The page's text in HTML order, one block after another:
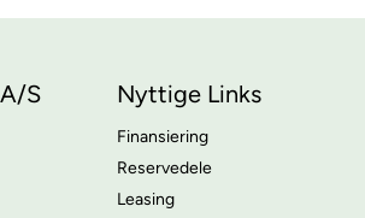
S Nyttige Links
Finansiering
Reservedele
Leasing